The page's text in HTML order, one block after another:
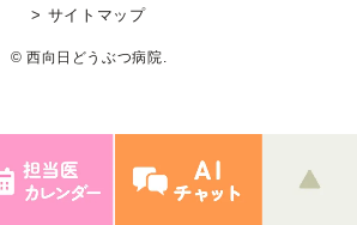
> サイトマップ
© 西向日どうぶつ病院.